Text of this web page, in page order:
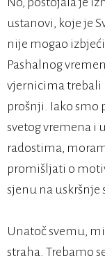
ustanovi, koje je
nije mogao
Pashalnog
vjernicima trebali
prošnji. Iako
svetog vremena i
radostima,
promišljati o
sjenu na uskršnje
Unatoč svemu,
straha. Trebamo